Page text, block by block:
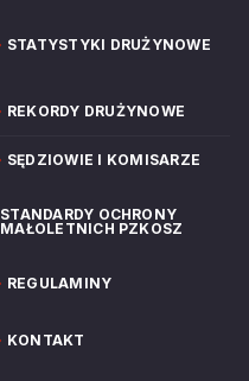
STATYSTYKI DRUŻYNOWE
REKORDY DRUŻYNOWE
SĘDZIOWIE I KOMISARZE
STANDARDY OCHRONY
MAŁOLETNICH PZKOSZ
REGULAMINY
KONTAKT